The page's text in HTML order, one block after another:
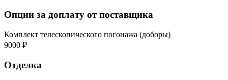
Опции за доплату от поставщика
Комплект телескопического погонажа (доборы)
9000 ₽
Отделка